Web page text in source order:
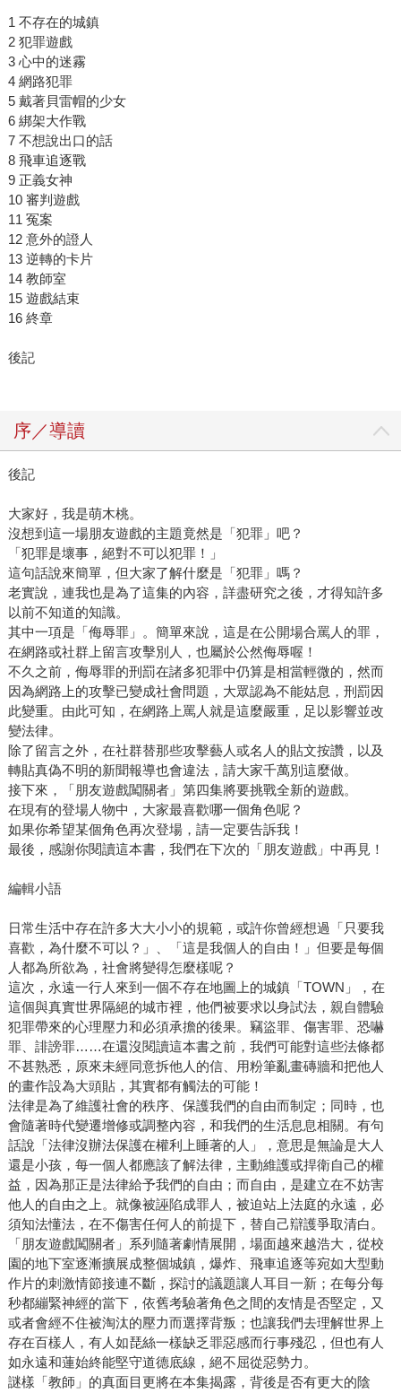
1 不存在的城鎮
2 犯罪遊戲
3 心中的迷霧
4 網路犯罪
5 戴著貝雷帽的少女
6 綁架大作戰
7 不想說出口的話
8 飛車追逐戰
9 正義女神
10 審判遊戲
11 冤案
12 意外的證人
13 逆轉的卡片
14 教師室
15 遊戲結束
16 終章
後記
序／導讀
後記
大家好，我是萌木桃。
沒想到這一場朋友遊戲的主題竟然是「犯罪」吧？
「犯罪是壞事，絕對不可以犯罪！」
這句話說來簡單，但大家了解什麼是「犯罪」嗎？
老實說，連我也是為了這集的內容，詳盡研究之後，才得知許多
以前不知道的知識。
其中一項是「侮辱罪」。簡單來說，這是在公開場合罵人的罪，
在網路或社群上留言攻擊別人，也屬於公然侮辱喔！
不久之前，侮辱罪的刑罰在諸多犯罪中仍算是相當輕微的，然而
因為網路上的攻擊已變成社會問題，大眾認為不能姑息，刑罰因
此變重。由此可知，在網路上罵人就是這麼嚴重，足以影響並改
變法律。
除了留言之外，在社群替那些攻擊藝人或名人的貼文按讚，以及
轉貼真偽不明的新聞報導也會違法，請大家千萬別這麼做。
接下來，「朋友遊戲闖關者」第四集將要挑戰全新的遊戲。
在現有的登場人物中，大家最喜歡哪一個角色呢？
如果你希望某個角色再次登場，請一定要告訴我！
最後，感謝你閱讀這本書，我們在下次的「朋友遊戲」中再見！
編輯小語
日常生活中存在許多大大小小的規範，或許你曾經想過「只要我
喜歡，為什麼不可以？」、「這是我個人的自由！」但要是每個
人都為所欲為，社會將變得怎麼樣呢？
這次，永遠一行人來到一個不存在地圖上的城鎮「TOWN」，在
這個與真實世界隔絕的城市裡，他們被要求以身試法，親自體驗
犯罪帶來的心理壓力和必須承擔的後果。竊盜罪、傷害罪、恐嚇
罪、誹謗罪……在還沒閱讀這本書之前，我們可能對這些法條都
不甚熟悉，原來未經同意拆他人的信、用粉筆亂畫磚牆和把他人
的畫作設為大頭貼，其實都有觸法的可能！
法律是為了維護社會的秩序、保護我們的自由而制定；同時，也
會隨著時代變遷增修或調整內容，和我們的生活息息相關。有句
話說「法律沒辦法保護在權利上睡著的人」，意思是無論是大人
還是小孩，每一個人都應該了解法律，主動維護或捍衛自己的權
益，因為那正是法律給予我們的自由；而自由，是建立在不妨害
他人的自由之上。就像被誣陷成罪人，被迫站上法庭的永遠，必
須知法懂法，在不傷害任何人的前提下，替自己辯護爭取清白。
「朋友遊戲闖關者」系列隨著劇情展開，場面越來越浩大，從校
園的地下室逐漸擴展成整個城鎮，爆炸、飛車追逐等宛如大型動
作片的刺激情節接連不斷，探討的議題讓人耳目一新；在每分每
秒都繃緊神經的當下，依舊考驗著角色之間的友情是否堅定，又
或者會經不住被淘汰的壓力而選擇背叛；也讓我們去理解世界上
存在百樣人，有人如琵絲一樣缺乏罪惡感而行事殘忍，但也有人
如永遠和蓮始終能堅守道德底線，絕不屈從惡勢力。
謎樣「教師」的真面目更將在本集揭露，背後是否有更大的陰